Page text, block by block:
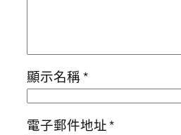
顯示名稱*
電子郵件地址*